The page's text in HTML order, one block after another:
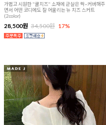
가볍고 시원한 "쿨치즈" 소재에 군살은 싹~커버해주
면서 어떤 코디에도 잘 어울리는 뉴 치즈 스커트
(2color)
28,500원 34,500원 17%